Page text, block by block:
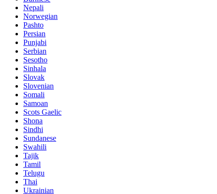
Nepali
Norwegian
Pashto
Persian
Punjabi
Serbian
Sesotho
Sinhala
Slovak
Slovenian
Somali
Samoan
Scots Gaelic
Shona
Sindhi
Sundanese
Swahili
Tajik
Tamil
Telugu
Thai
Ukrainian